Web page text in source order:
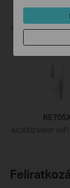
AX1800 Wi-Fi
AX3000 Mesh